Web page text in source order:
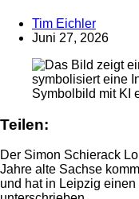
Tim Eichler
Juni 27, 2026
Symbolbild mit KI
Teilen:
Der Simon Schierack
Jahre alte Sachse
und hat in Leipzig